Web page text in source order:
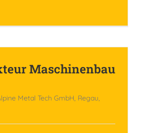
Maschinenbau
Metal Tech GmbH, Regau,